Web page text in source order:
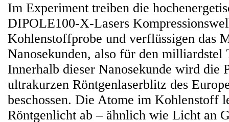
Im Experiment treiben die
DIPOLE100-X-Lasers
Kohlenstoffprobe und verflüssigen das
Nanosekunden, also für den milliardstel
Innerhalb dieser Nanosekunde wird die
ultrakurzen Röntgenlaserblitz des
beschossen. Die Atome im Kohlenstoff
Röntgenlicht ab – ähnlich wie Licht an